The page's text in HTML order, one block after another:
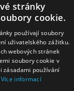
stránky
cookie.
používají soubory
uživatelského zážitku.
webových stránek
soubory cookie v
zásadami používání
Více informací